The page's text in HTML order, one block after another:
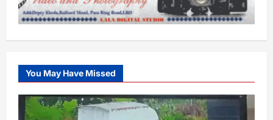
You May Have Missed